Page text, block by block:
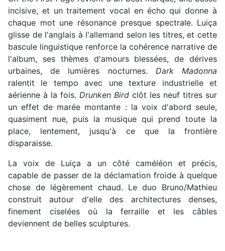
incisive, et un traitement vocal en écho qui donne à
chaque mot une résonance presque spectrale. Luiça
glisse de l'anglais à l'allemand selon les titres, et cette
bascule linguistique renforce la cohérence narrative de
l'album, ses thèmes d'amours blessées, de dérives
urbaines, de lumières nocturnes. Dark Madonna
ralentit le tempo avec une texture industrielle et
aérienne à la fois. Drunken Bird clôt les neuf titres sur
un effet de marée montante : la voix d'abord seule,
quasiment nue, puis la musique qui prend toute la
place, lentement, jusqu'à ce que la frontière
disparaisse.
La voix de Luiça a un côté caméléon et précis,
capable de passer de la déclamation froide à quelque
chose de légèrement chaud. Le duo Bruno/Mathieu
construit autour d'elle des architectures denses,
finement ciselées où la ferraille et les câbles
deviennent de belles sculptures.